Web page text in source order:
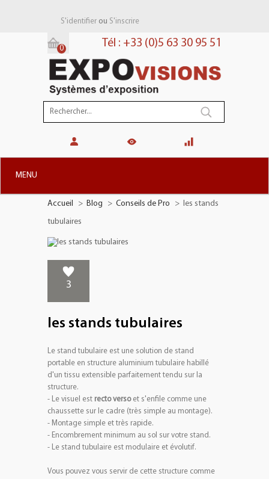
S'identifierou S'inscrire
Tél : +33 (0)5 63 30 95 51
Panier:
0
MENU
STANDS MODULAIRES
PLV EXTÉRIEURES
ACCESSOIRES
IMPRESSION GRAND FORMAT
Accueil > Blog > Conseils de Pro > les stands
tubulaires
3
les stands tubulaires
Le stand tubulaire est une solution de stand
portable en structure aluminium tubulaire habillé
d'un tissu extensible parfaitement tendu sur la
structure.
- Le visuel est recto versoet s'enfile comme une
chaussette sur le cadre (très simple au montage).
- Montage simple et très rapide.
- Encombrement minimum au sol sur votre stand.
- Le stand tubulaire est modulaire et évolutif.
Vous pouvez vous servir de cette structure comme